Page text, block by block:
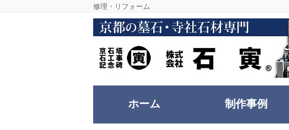
修理・リフォーム
ホーム 制作事例